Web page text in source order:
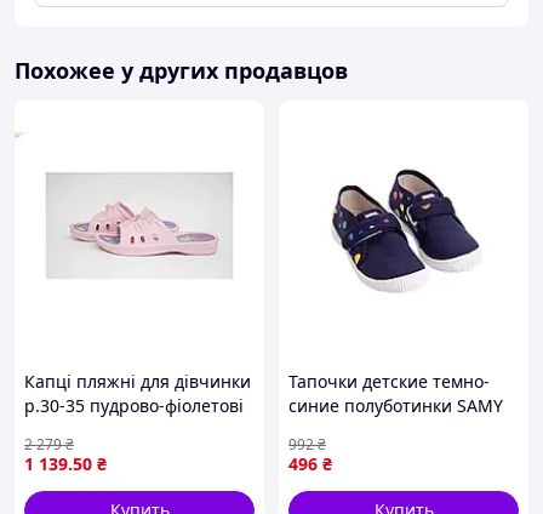
Похожее у других продавцов
Капці пляжні для дівчинки
р.30-35 пудрово-фіолетові
відпочинку на пляжі
1 139.50 ₴
2 279₴
Тапочки детские темно-
синие полуботинки SAMY
из хлопка и натуральной
кожи для комфортной
ходьбы
496 ₴
992₴